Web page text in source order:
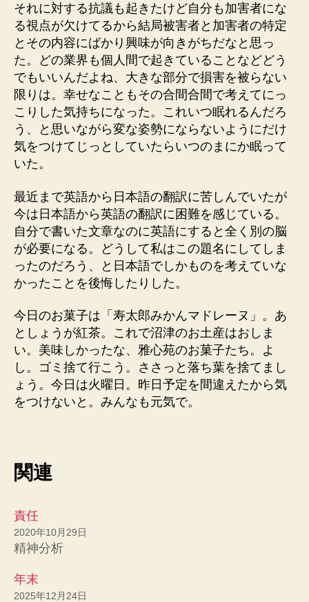
それに対する抗議も起きたけど自分も加害者にな
る視点が欠けてるから結局被害者と加害者の特定
とその内容にばかり興味が向きがちだなと思っ
た。どの業界も個人間で起きていることなどどう
でもいいんだよね、大きな部分で損害を被らない
限りは。幸せなこともその合間合間で考えてにっ
こりした気持ちになった。これいつ眠れるんだろ
う、と思いながら変な姿勢にならないようにだけ
気をつけてじっとしていたらいつのまにか眠って
いた。
最近まで英語から日本語の翻訳に苦しんでいたが
今は日本語から英語の翻訳に困難を感じている。
自分で書いた文章なのに英語にすると全く別の脳
が必要になる。どうして私はこの題名にしてしま
ったのだろう、と日本語でしかものを考えていな
かったことを後悔したりした。
今日のお菓子は「寿太郎みかんマドレーヌ」。あ
としょうが紅茶。これで沼津のお土産はおしま
い。美味しかったな、雅心苑のお菓子たち。よ
し。ゴミ捨て行こう。ささっと落ち葉を捨てまし
ょう。今日は火曜日。昨日予定を間違えたから気
をつけないと。みんなも元気で。
関連
責任
2020年10月29日
精神分析
年末
2025年12月24日